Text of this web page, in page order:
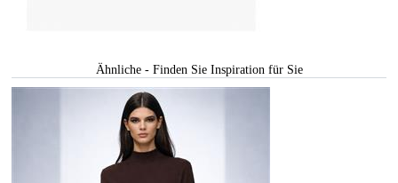
Ähnliche - Finden Sie Inspiration für Sie